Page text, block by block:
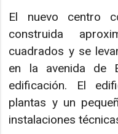
El nuevo centro
construida
cuadrados y se
en la avenida de
edificación. El
plantas y un
instalaciones